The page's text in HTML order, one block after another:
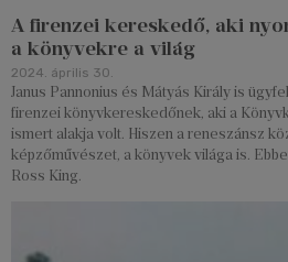
A firenzei kereskedő, aki
a könyvekre a világ
2024. április 30.
Janus Pannonius és Mátyás Király is
firenzei könyvkereskedőnek, aki a
ismert alakja volt. Hiszen a reneszánsz
képzőművészet, a könyvek világa is.
Ross King.